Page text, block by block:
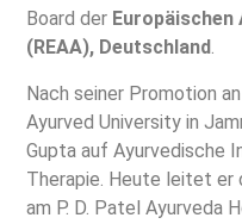
Board der
(REAA), Deutschland.
Nach seiner Promotion
Ayurved University in
Gupta auf Ayurvedische
Therapie. Heute leitet er
am P. D. Patel Ayurveda